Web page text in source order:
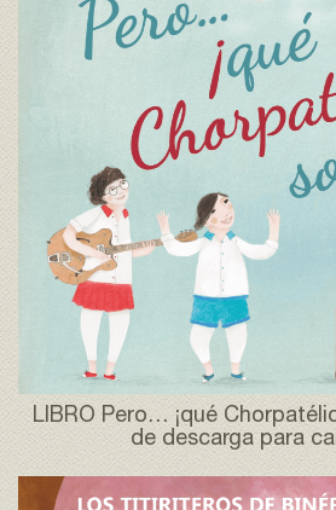
LIBRO Pero… ¡qué
de descarga para